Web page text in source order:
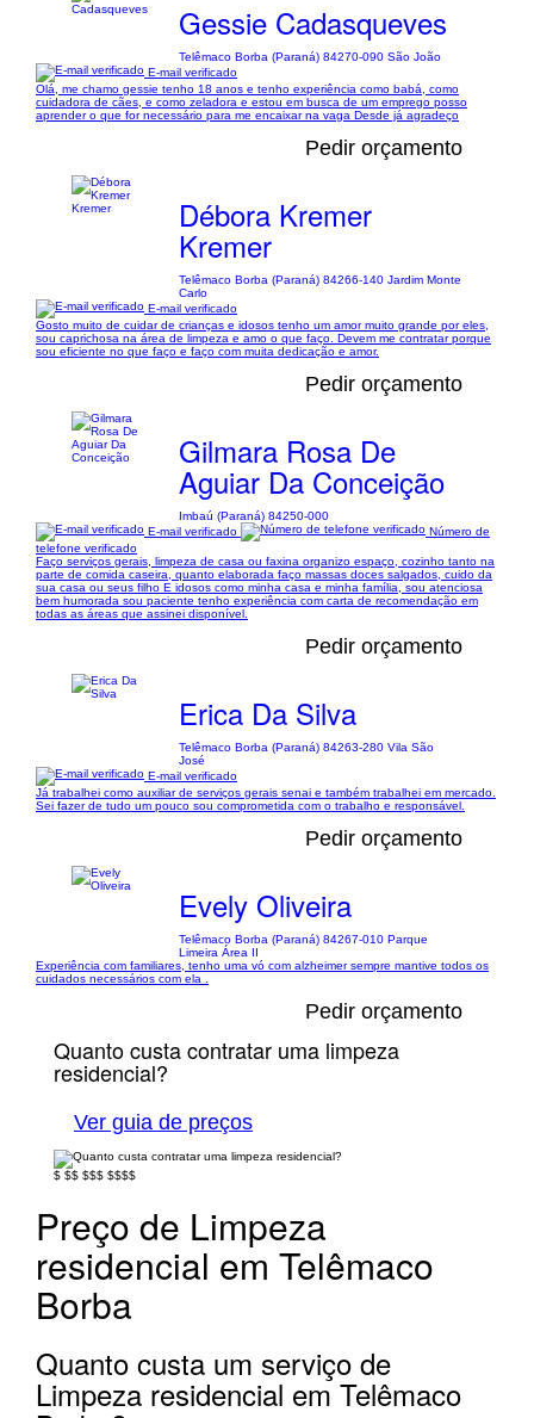
Gessie Cadasqueves
Telêmaco Borba (Paraná) 84270-090 São João
E-mail verificado
Olá, me chamo gessie tenho 18 anos e tenho experiência como babá, como
cuidadora de cães, e como zeladora e estou em busca de um emprego posso
aprender o que for necessário para me encaixar na vaga Desde já agradeço
Pedir orçamento
Débora Kremer
Kremer
Telêmaco Borba (Paraná) 84266-140 Jardim Monte
Carlo
E-mail verificado
Gosto muito de cuidar de crianças e idosos tenho um amor muito grande por eles,
sou caprichosa na área de limpeza e amo o que faço. Devem me contratar porque
sou eficiente no que faço e faço com muita dedicação e amor.
Pedir orçamento
Gilmara Rosa De
Aguiar Da Conceição
Imbaú (Paraná) 84250-000
E-mail verificado
Número de
telefone verificado
Faço serviços gerais, limpeza de casa ou faxina organizo espaço, cozinho tanto na
parte de comida caseira, quanto elaborada faço massas doces salgados, cuido da
sua casa ou seus filho E idosos como minha casa e minha família, sou atenciosa
bem humorada sou paciente tenho experiência com carta de recomendação em
todas as áreas que assinei disponível.
Pedir orçamento
Erica Da Silva
Telêmaco Borba (Paraná) 84263-280 Vila São
José
E-mail verificado
Já trabalhei como auxiliar de serviços gerais senai e também trabalhei em mercado.
Sei fazer de tudo um pouco sou comprometida com o trabalho e responsável.
Pedir orçamento
Evely Oliveira
Telêmaco Borba (Paraná) 84267-010 Parque
Limeira Área II
Experiência com familiares, tenho uma vó com alzheimer sempre mantive todos os
cuidados necessários com ela .
Pedir orçamento
Quanto custa contratar uma limpeza
residencial?
Ver guia de preços
$ $$ $$$ $$$$
Preço de Limpeza
residencial em Telêmaco
Borba
Quanto custa um serviço de
Limpeza residencial em Telêmaco